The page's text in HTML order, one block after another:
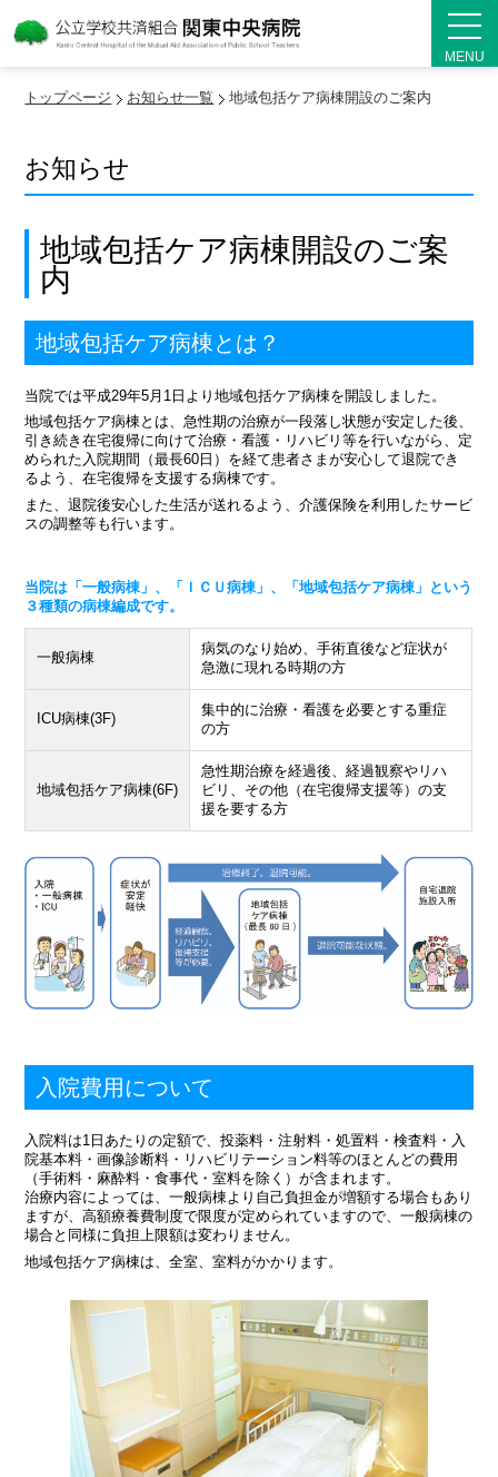
MENU
トップページ お知らせ一覧 地域包括ケア病棟開設のご案内
お知らせ
地域包括ケア病棟開設のご案
内
地域包括ケア病棟とは？
当院では平成29年5月1日より地域包括ケア病棟を開設しました。
地域包括ケア病棟とは、急性期の治療が一段落し状態が安定した後、
引き続き在宅復帰に向けて治療・看護・リハビリ等を行いながら、定
められた入院期間（最長60日）を経て患者さまが安心して退院でき
るよう、在宅復帰を支援する病棟です。
また、退院後安心した生活が送れるよう、介護保険を利用したサービ
スの調整等も行います。
当院は「一般病棟」、「ＩＣＵ病棟」、「地域包括ケア病棟」という
３種類の病棟編成です。
一般病棟
病気のなり始め、手術直後など症状が
急激に現れる時期の方
ICU病棟(3F)
集中的に治療・看護を必要とする重症
の方
地域包括ケア病棟(6F)
急性期治療を経過後、経過観察やリハ
ビリ、その他（在宅復帰支援等）の支
援を要する方
入院費用について
入院料は1日あたりの定額で、投薬料・注射料・処置料・検査料・入
院基本料・画像診断料・リハビリテーション料等のほとんどの費用
（手術料・麻酔料・食事代・室料を除く）が含まれます。
治療内容によっては、一般病棟より自己負担金が増額する場合もあり
ますが、高額療養費制度で限度が定められていますので、一般病棟の
場合と同様に負担上限額は変わりません。
地域包括ケア病棟は、全室、室料がかかります。